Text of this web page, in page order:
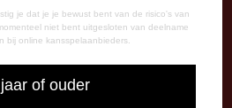
je dat je je bewust bent van de risico's van
niet bent uitgesloten van deelname
bij online kansspelaanbieders.
of ouder